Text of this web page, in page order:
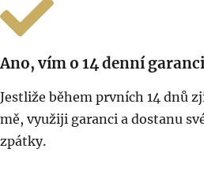
Ano, vím o 14 denní
Jestliže během prvních 14 dnů
mě, využiji garanci a dostanu
zpátky.